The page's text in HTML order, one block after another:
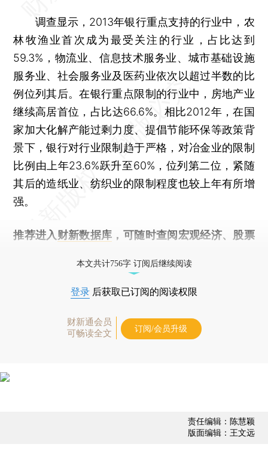
调查显示，2013年银行重点支持的行业中，农
林牧渔业首次成为最受关注的行业，占比达到
59.3%，物流业、信息技术服务业、城市基础设施
服务业、社会服务业及医药业依次以超过半数的比
例位列其后。在银行重点限制的行业中，房地产业
继续高居首位，占比达66.6%。相比2012年，在国
家加大化解产能过剩力度、提倡节能环保等政策背
景下，银行对行业限制趋于严格，对冶金业的限制
比例由上年23.6%跃升至60%，位列第二位，紧随
其后的造纸业、纺织业的限制程度也较上年有所增
强。
推荐进入 财新数据库 ，可随时查阅宏观经济、股票
本文共计756字 订阅后继续阅读
登录 后获取已订阅的阅读权限
财新通会员
可畅读全文
订阅/会员升级
责任编辑：陈慧颖
版面编辑：王文远